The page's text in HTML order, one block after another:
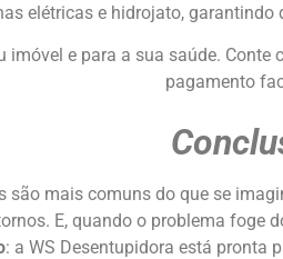
elétricas e hidrojato,
imóvel e para a sua saúde.
pagamento
são mais comuns do que se
E, quando o problema foge
: a WS Desentupidora está pronta